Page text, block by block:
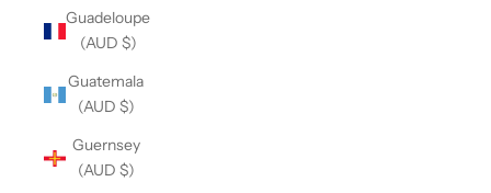
Guadeloupe
(AUD $)
Guatemala
(AUD $)
Guernsey
(AUD $)